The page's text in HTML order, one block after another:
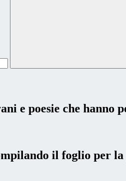
e poesie che hanno
il foglio per